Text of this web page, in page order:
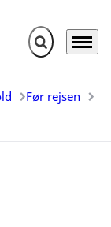
Fold søgefelt
Menu
Før rejsen